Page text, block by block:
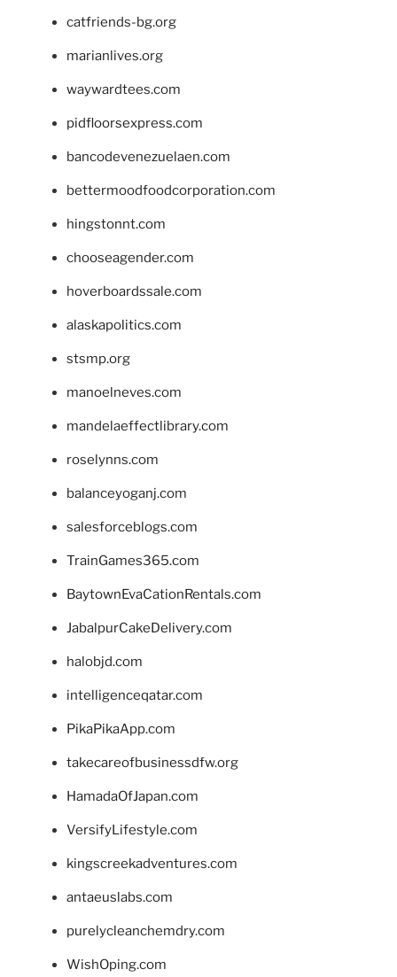
catfriends-bg.org
marianlives.org
waywardtees.com
pidfloorsexpress.com
bancodevenezuelaen.com
bettermoodfoodcorporation.com
hingstonnt.com
chooseagender.com
hoverboardssale.com
alaskapolitics.com
stsmp.org
manoelneves.com
mandelaeffectlibrary.com
roselynns.com
balanceyoganj.com
salesforceblogs.com
TrainGames365.com
BaytownEvaCationRentals.com
JabalpurCakeDelivery.com
halobjd.com
intelligenceqatar.com
PikaPikaApp.com
takecareofbusinessdfw.org
HamadaOfJapan.com
VersifyLifestyle.com
kingscreekadventures.com
antaeuslabs.com
purelycleanchemdry.com
WishOping.com